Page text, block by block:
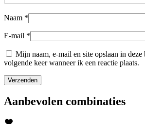
Naam *
E-mail *
Mijn naam, e-mail en site opslaan in
volgende keer wanneer ik een reactie plaats.
Aanbevolen combinaties